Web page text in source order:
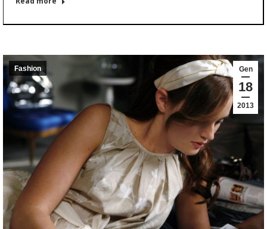
Gen
18
2013
Fashion